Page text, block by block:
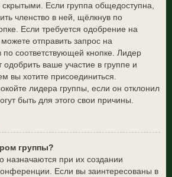
Если группа общедоступна,
членство в ней, щёлкнув по
Если требуется одобрение на
отправить запрос на
по соответствующей кнопке. Лидер
ваше участие в группе и
вы хотите присоединиться.
лидера группы, если он отклонил
быть для этого свои причины.
группы?
назначаются при их создании
Если вы заинтересованы в